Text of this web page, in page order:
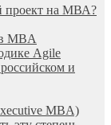
проект на МВА?
MBA
Agile
и
MBA)